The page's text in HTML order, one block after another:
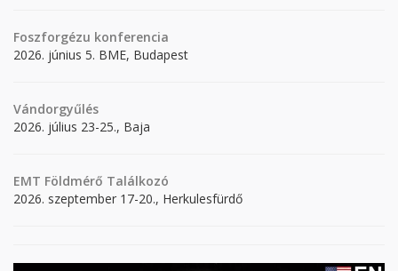
Foszforgézu konferencia
2026. június 5. BME, Budapest
Vándorgyűlés
2026. július 23-25., Baja
EMT Földmérő Találkozó
2026. szeptember 17-20., Herkulesfürdő